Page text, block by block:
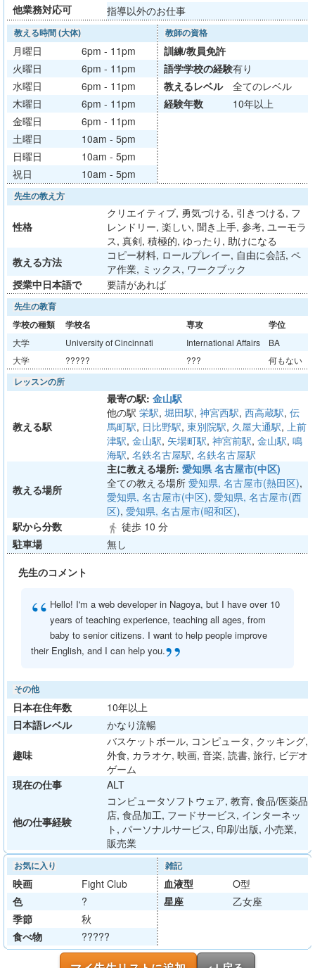
他業務対応可
指導以外のお仕事
教える時間 (大体)
月曜日
6pm - 11pm
火曜日
6pm - 11pm
水曜日
6pm - 11pm
木曜日
6pm - 11pm
金曜日
6pm - 11pm
土曜日
10am - 5pm
日曜日
10am - 5pm
祝日
10am - 5pm
教師の資格
訓練/教員免許
語学学校の経験有り
教えるレベル
全てのレベル
経験年数
10年以上
先生の教え方
性格
クリエイティブ, 勇気づける, 引きつける, フ
レンドリー, 楽しい, 聞き上手, 参考, ユーモラ
ス, 真剣, 積極的, ゆったり, 助けになる
教える方法
コピー材料, ロールプレイー, 自由に会話, ペ
ア作業, ミックス, ワークブック
授業中日本語で
要請があれば
先生の教育
学校の種類 学校名 専攻 学位
大学 University of Cincinnati International Affairs
BA
大学
????? ??? 何もない
レッスンの所
教える駅
最寄の駅: 金山駅
他の駅 栄駅, 堀田駅, 神宮西駅, 西高蔵駅, 伝
馬町駅, 日比野駅, 東別院駅, 久屋大通駅, 上前
津駅, 金山駅, 矢場町駅, 神宮前駅, 金山駅, 鳴
海駅, 名鉄名古屋駅, 名鉄名古屋駅
教える場所
主に教える場所: 愛知県 名古屋市(中区)
全ての教える場所 愛知県, 名古屋市(熱田区),
愛知県, 名古屋市(中区), 愛知県, 名古屋市(西
区), 愛知県, 名古屋市(昭和区),
駅から分数
directions_walk 徒歩 10 分
駐車場
無し
先生のコメント
“ Hello! I'm a web developer in Nagoya, but I have over 10
years of teaching experience, teaching all ages, from
baby to senior citizens. I want to help people improve
their English, and I can help you.”
その他
日本在住年数
10年以上
日本語レベル
かなり流暢
趣味
バスケットボール, コンピュータ, クッキング,
外食, カラオケ, 映画, 音楽, 読書, 旅行, ビデオ
ゲーム
現在の仕事
ALT
他の仕事経験
コンピュータソフトウェア, 教育, 食品/医薬品
店, 食品加工, フードサービス, インターネッ
ト, パーソナルサービス, 印刷/出版, 小売業,
販売業
お気に入り
映画
Fight Club
色
?
季節
秋
食べ物
?????
雑記
血液型
O型
星座
乙女座